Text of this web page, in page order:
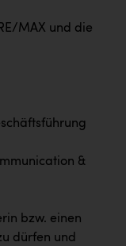
gmbh
MAX und die
&
bzw. einen
dürfen und